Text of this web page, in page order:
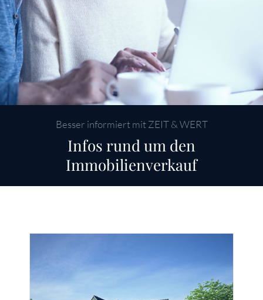
Besser informiert mit ZEIT & WERT
Infos rund um den
Immobilienverkauf